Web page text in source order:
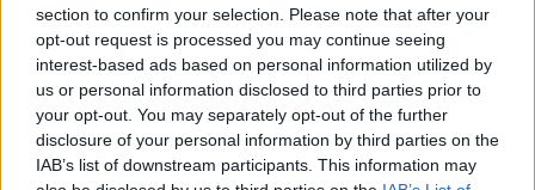
section to confirm your selection. Please note that after your
opt-out request is processed you may continue seeing
interest-based ads based on personal information utilized by
us or personal information disclosed to third parties prior to
your opt-out. You may separately opt-out of the further
disclosure of your personal information by third parties on the
IAB’s list of downstream participants. This information may
11/11/2022
Η «Σιωπή των Αμνών» θεωρείται μέχρι σήμερα μια από τις
τρομακτικότερες ταινίες του κινηματογράφου. Σε…
CRIME SCENE